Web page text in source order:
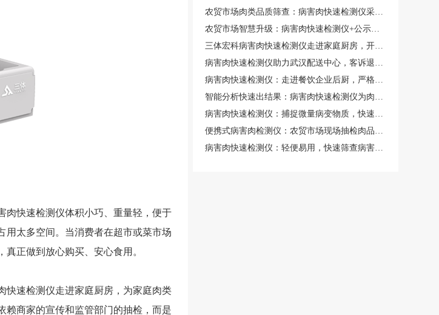
快速检测仪体积小巧、重量轻，便于
用太多空间。当消费者在超市或菜市场
正做到放心购买、安心食用。
速检测仪走进家庭厨房，为家庭肉类
赖商家的宣传和监管部门的抽检，而是
农贸市场肉类品质筛查：病害肉快速检测仪采购方案与成本预算规划
农贸市场智慧升级：病害肉快速检测仪+公示系统构建消费者信任
三体宏科病害肉快速检测仪走进家庭厨房，开启家庭肉类安全自检新时代
病害肉快速检测仪助力武汉配送中心，客诉退货率直线下降
病害肉快速检测仪：走进餐饮企业后厨，严格规范肉类食材使用安全
智能分析快速出结果：病害肉快速检测仪为肉类安全提供高效保障
病害肉快速检测仪：捕捉微量病变物质，快速锁定病害肉源
便携式病害肉检测仪：农贸市场现场抽检肉品安全的合规设备
病害肉快速检测仪：轻便易用，快速筛查病害肉类保障健康